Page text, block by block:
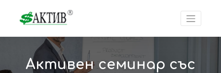
Активен семинар със